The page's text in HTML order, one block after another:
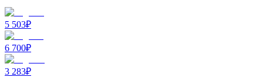
5 503₽
6 700₽
3 283₽